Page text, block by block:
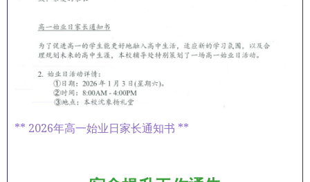
** 2026年高一始业日家长通知书 **